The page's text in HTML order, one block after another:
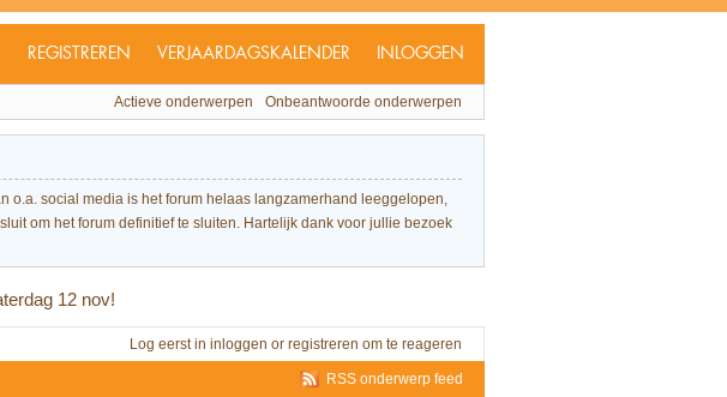
REGISTREREN VERJAARDAGSKALENDER INLOGGEN
Actieve onderwerpen Onbeantwoorde onderwerpen
o.a. social media is het forum helaas langzamerhand leeggelopen,
om het forum definitief te sluiten. Hartelijk dank voor jullie bezoek
12 nov!
Log eerst in inloggen or registreren om te reageren
RSS onderwerp feed